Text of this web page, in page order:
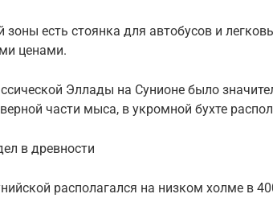
зоны есть стоянка для автобусов и
ценами.
Эллады на Сунионе было
части мыса, в укромной бухте
в древности
располагался на низком холме в